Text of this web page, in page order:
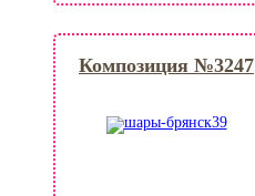
Композиция №3247